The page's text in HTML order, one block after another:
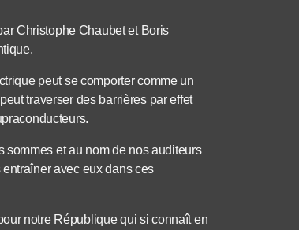
Christophe Chaubet et Boris
peut se comporter comme un
traverser des barrières par effet
sommes et au nom de nos auditeurs
avec eux dans ces
notre République qui si connaît en